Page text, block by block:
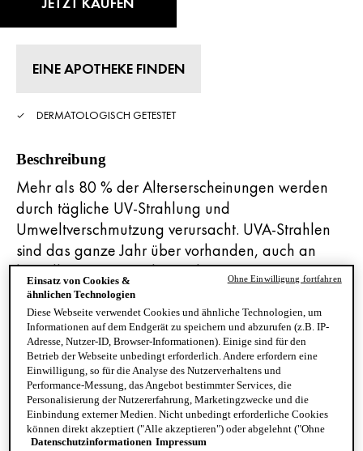
EINE APOTHEKE FINDEN
DERMATOLOGISCH GETESTET
Beschreibung
Mehr als 80 % der Alterserscheinungen werden
durch tägliche UV-Strahlung und
Umweltverschmutzung verursacht. UVA-Strahlen
sind das ganze Jahr über vorhanden, auch an
bewölkten Tagen. Schütze deine Haut vor
vorzeitiger Hautalterung und wende CAPITAL
SOLEIL UV-AGE DAILY täglich als letzten Schritt
der Hautpflege an. Trage dazu 5 bis 6 Pumpstöße
auf die Gesichtshaut und insbesondere rund um
die Augen und am Hals auf. Dank Netlock-
Technologie bietet die CAPITAL SOLEIL UV-AGE
DAILY einen UV-Schutzfilm mit hohem
Tragekomfort. Diese fortgeschrittene Technologie
Einsatz von Cookies &
ähnlichen Technologien
Diese Webseite verwendet Cookies und ähnliche Technologien, um
Informationen auf dem Endgerät zu speichern und abzurufen (z.B. IP-
Adresse, Nutzer-ID, Browser-Informationen). Einige sind für den
Betrieb der Webseite unbedingt erforderlich. Andere erfordern eine
Einwilligung, so für die Analyse des Nutzerverhaltens und
Performance-Messung, das Angebot bestimmter Services, die
Personalisierung der Nutzererfahrung, Marketingzwecke und die
Einbindung externer Medien. Nicht unbedingt erforderliche Cookies
können direkt akzeptiert ("Alle akzeptieren") oder abgelehnt ("Ohne
Einwilligung fortfahren") werden. Individuelle Anpassungen der
Datenschutzinformationen Impressum
Ohne Einwilligung fortfahren